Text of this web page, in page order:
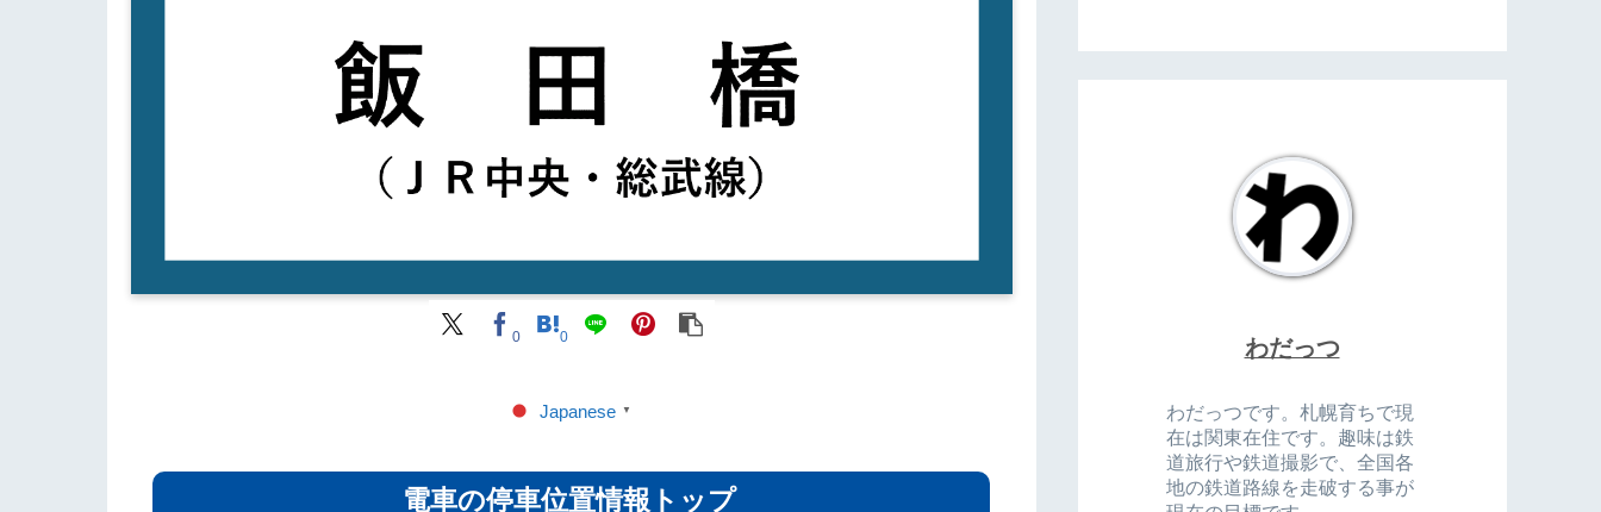
0 0
Japanese ▼
電車の停車位置情報トップ
わだっつ
わだっつです。札幌育ちで現
在は関東在住です。趣味は鉄
道旅行や鉄道撮影で、全国各
地の鉄道路線を走破する事が